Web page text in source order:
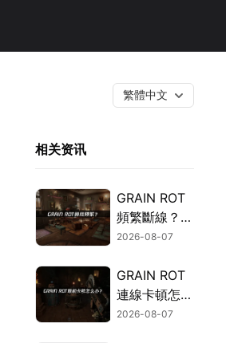
繁體中文
相关资讯
GRAIN ROT
頻繁斷線？網
路優化指南一
2026-08-07
GRAIN ROT
連線卡頓怎麼
辦？網路優化
2026-08-07